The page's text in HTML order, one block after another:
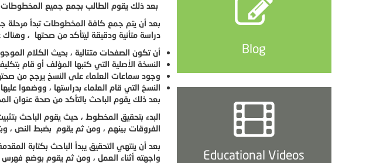
Blog
Educational Videos
بعد ذلك يقوم الطالب بجمع جميع المخطوطات
بعد أن يتم جمع كافة المخطوطات تبدأ
دراسة متأنية ودقيقة ليتأكد من صحتها ،
أن تكون الصفحات متتالية ، بحيث الكلام
النسخة الأصلية التي كتبها المؤلف أو قام
وجود سماعات العلماء على النسخ يرجح من
النسخ التي قام العلماء بدراستها ، ووضعوا
بعد ذلك يقوم الباحث بالتأكد من صحة عنوان
البدء بتحقيق المخطوط ، حيث يقوم الباحث
الفروقات بينهم ، ومن ثم يقوم بضبط النص ،
بعد أن ينتهي التحقيق يبدأ الباحث بكتابة
واجهته أثناء العمل ، ومن ثم يقوم بوضع